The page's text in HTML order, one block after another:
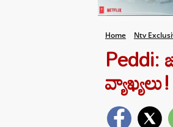
Home Ntv
Peddi:
వ్యాఖ్యలు!